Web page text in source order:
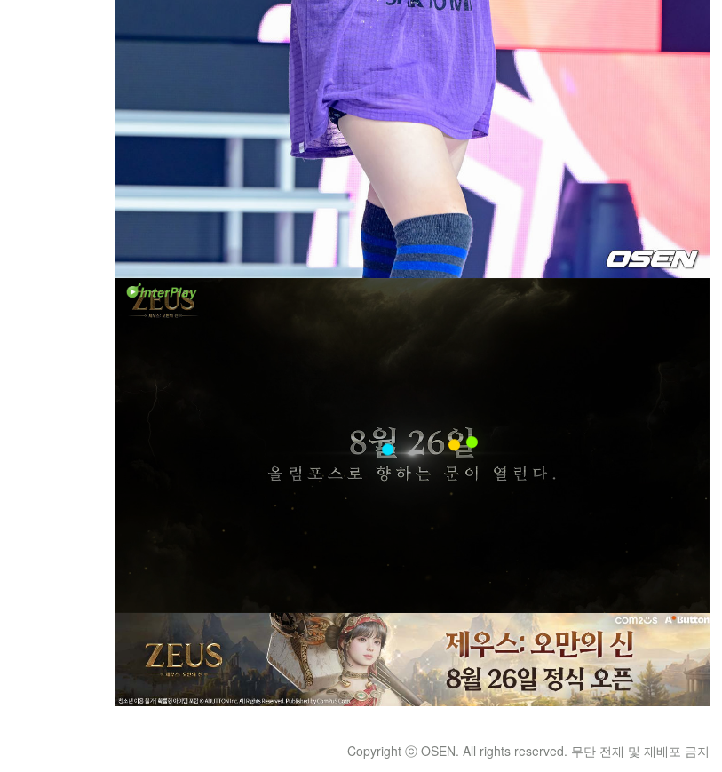
Copyright ⓒ OSEN. All rights reserved. 무단 전재 및 재배포 금지